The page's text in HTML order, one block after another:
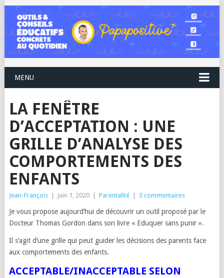
MENU
LA FENÊTRE
D’ACCEPTATION : UNE
GRILLE D’ANALYSE DES
COMPORTEMENTS DES
ENFANTS
Jean-François juin 1, 2020 Parentalité 3 commentaires
Je vous propose aujourd’hui de découvrir un outil proposé par le
Docteur Thomas Gordon dans son livre « Eduquer sans punir ».
Il s’agit d’une grille qui peut guider les décisions des parents face
aux comportements des enfants.
ACCEPTABLE/INACCEPTABLE SELON